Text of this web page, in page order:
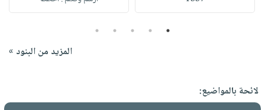
1
2
3
4
5
المزيد من البنود »
لائحة بالمواضيع: